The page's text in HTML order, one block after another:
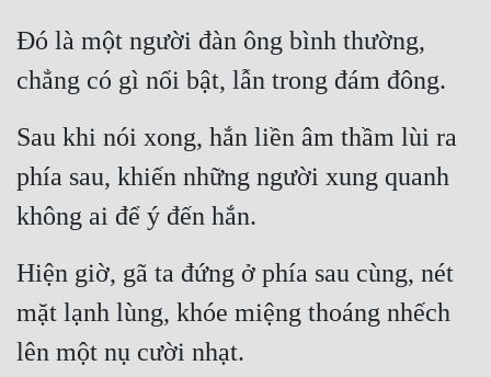
Đó là một người đàn ông bình thường,
chẳng có gì nổi bật, lẫn trong đám đông.
Sau khi nói xong, hắn liền âm thầm lùi ra
phía sau, khiến những người xung quanh
không ai để ý đến hắn.
Hiện giờ, gã ta đứng ở phía sau cùng, nét
mặt lạnh lùng, khóe miệng thoáng nhếch
lên một nụ cười nhạt.